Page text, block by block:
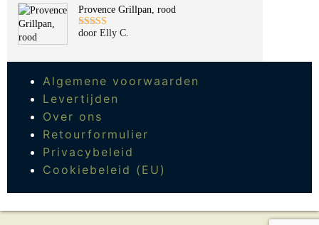
Provence Grillpan, rood
Gewaardeerd
door Elly C.
Algemene voorwaarden
Levertijden
Over ons
Retourformulier
Privacybeleid
Cookiebeleid (EU)